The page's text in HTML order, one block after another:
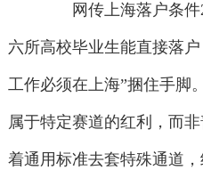
网传上海落户条件
六所高校毕业生能直接落
工作必须在上海”捆住手脚
属于特定赛道的红利，而
着通用标准去套特殊通道